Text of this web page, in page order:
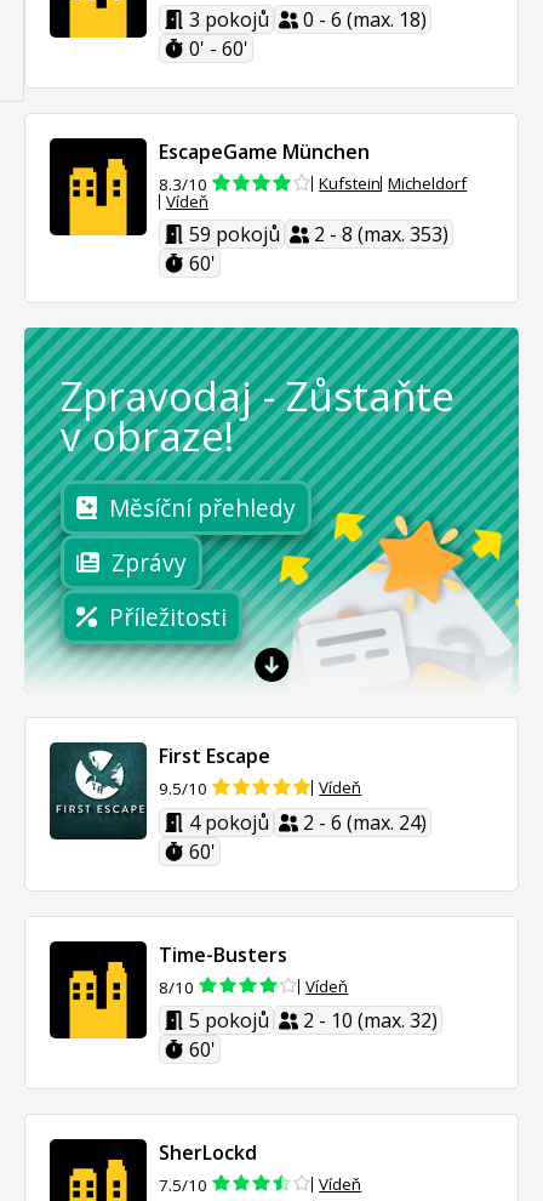
3 pokojů
0 - 6 (max. 18)
0' - 60'
EscapeGame München
8.3/10 Kufstein Micheldorf
Vídeň
59 pokojů
2 - 8 (max. 353)
60'
Zpravodaj -Zůstaňte
v obraze!
Měsíční přehledy
Zprávy
Příležitosti
First Escape
9.5/10 Vídeň
4 pokojů
2 - 6 (max. 24)
60'
Time-Busters
8/10 Vídeň
5 pokojů
2 - 10 (max. 32)
60'
SherLockd
7.5/10 Vídeň